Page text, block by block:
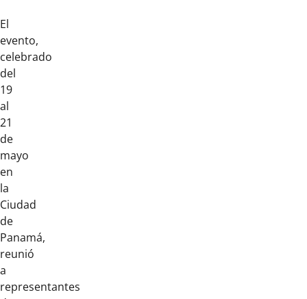
El
evento,
celebrado
del
19
al
21
de
mayo
en
la
Ciudad
de
Panamá,
reunió
a
representantes